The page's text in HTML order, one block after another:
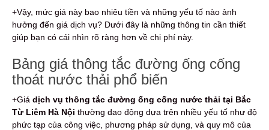
+Vậy, mức giá này bao nhiêu tiền và những yếu tố nào ảnh
hưởng đến giá dịch vụ? Dưới đây là những thông tin cần thiết
giúp bạn có cái nhìn rõ ràng hơn về chi phí này.
Bảng giá thông tắc đường ống cống
thoát nước thải phổ biến
+Giá dịch vụ thông tắc đường ống cống nước thải tại Bắc
Từ Liêm Hà Nội thường dao động dựa trên nhiều yếu tố như độ
phức tạp của công việc, phương pháp sử dụng, và quy mô của